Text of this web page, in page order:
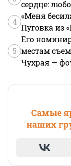
сердце:
4
«Меня
Пуговка из
5
Его
местам
Чухрая —
Самые
наших